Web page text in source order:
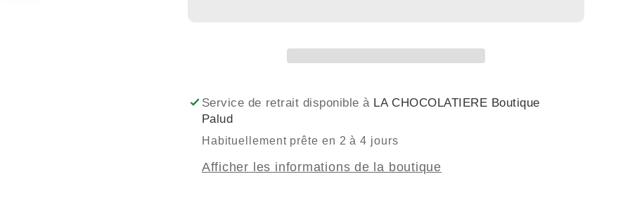
BIO
BIO
Service de retrait disponible à LA CHOCOLATIERE Boutique
Palud
Habituellement prête en 2 à 4 jours
Afficher les informations de la boutique